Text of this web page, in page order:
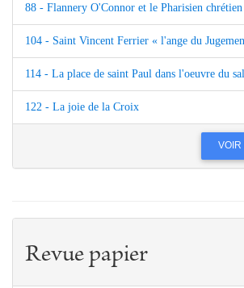
88 - Flannery O'Connor et le Pharisien chrétien
104 - Saint Vincent Ferrier « l'ange du
114 - La place de saint Paul dans l'oeuvre du
122 - La joie de la Croix
VOIR
Revue papier